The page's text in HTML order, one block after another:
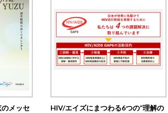
のメッセ
HIV/エイズにまつわる6つの“理解の